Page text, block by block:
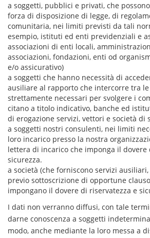
a soggetti, pubblici e privati, che
forza di disposizione di legge, di
comunitaria, nei limiti previsti da tali
esempio, istituti ed enti previdenziali e
associazioni di enti locali,
associazioni, fondazioni, enti od
e/o assicurativo)
a soggetti che hanno necessità di
ausiliare al rapporto che intercorre tra
strettamente necessari per svolgere i
citano a titolo indicativo, banche ed
di erogazione servizi, vettori e società di
a soggetti nostri consulenti, nei limiti
loro incarico presso la nostra
lettera di incarico che imponga il dovere
sicurezza.
a società (che forniscono servizi
previo sottoscrizione di opportune
impongano il dovere di riservatezza e
I dati non verranno diffusi, con tale
darne conoscenza a soggetti
modo, anche mediante la loro messa a